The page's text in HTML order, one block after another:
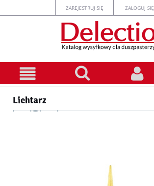
ZAREJESTRUJ SIĘ ZALOGUJ SIĘ
Lichtarz